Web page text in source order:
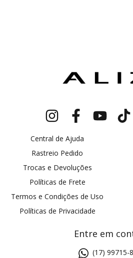
Central de Ajuda
Rastreio Pedido
Trocas e Devoluções
Políticas de Frete
Termos e Condições de Uso
Políticas de Privacidade
Entre em
(17) 99715-